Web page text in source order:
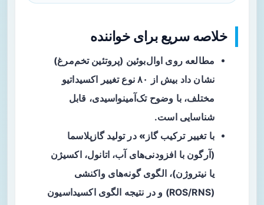
خلاصه سریع برای خواننده
مطالعه روی اوال‌بوئین (پروتئین تخم‌مرغ)
نشان داد بیش از ۸۰ نوع تغییر اکسیداتیو
مختلف، با وضوح تک‌آمینواسیدی، قابل
شناسایی است.
با تغییرترکیب گاز» در تولید گازپلاسما
(آرگون با افزودنی‌های آب، اتانول، اکسیژن
یا نیتروژن)، الگوی گونه‌های واکنشی
(ROS/RNS) و در نتیجه الگوی اکسیداسیون